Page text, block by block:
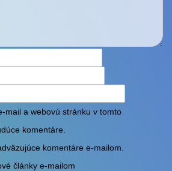
mail a webovú stránku v tomto
komentáre.
komentáre e-mailom.
články e-mailom